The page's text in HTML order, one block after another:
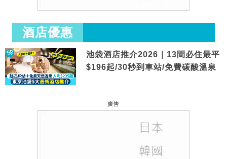
酒店優惠
池袋酒店推介2026｜13間必住最平
$196起/30秒到車站/免費碳酸溫泉
廣告